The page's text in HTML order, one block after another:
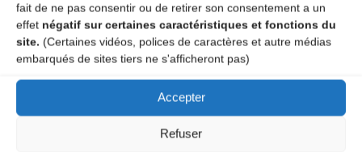
fait de ne pas consentir ou de retirer son consentement a un
effet négatif sur certaines caractéristiques et fonctions du
site. (Certaines vidéos, polices de caractères et autre médias
embarqués de sites tiers ne s'afficheront pas)
Accepter
Refuser
time I post a comment.
Ce site utilise Akismet pour réduire les indésirables.
savoir plus sur la façon dont les données de vos
commentaires sont traitées.